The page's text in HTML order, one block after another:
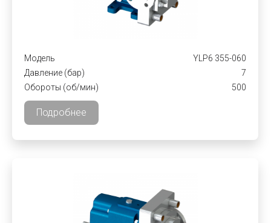
Модель
YLP6 355-060
Давление (бар)
7
Обороты (об/мин)
500
Подробнее